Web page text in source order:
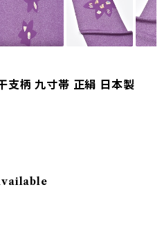
支柄 九寸帯 正絹 日本製